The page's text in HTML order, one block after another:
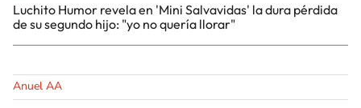
Luchito Humor revela en 'Mini Salvavidas' la dura pérdida
de su segundo hijo: "yo no quería llorar"
Anuel AA